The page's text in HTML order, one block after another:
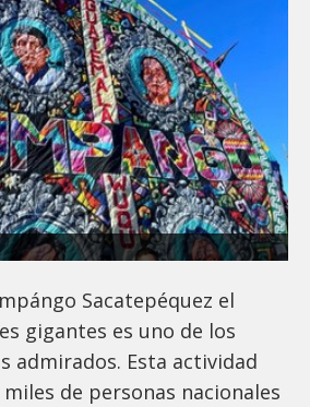
Sacatepéquez el
gigantes es uno de los
admirados. Esta actividad
de personas nacionales